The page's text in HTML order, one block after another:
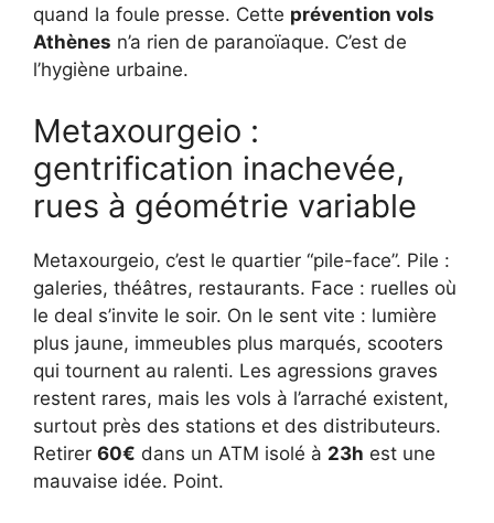
quand la foule presse. Cette prévention vols
Athènes n’a rien de paranoïaque. C’est de
l’hygiène urbaine.
Metaxourgeio :
gentrification inachevée,
rues à géométrie variable
Metaxourgeio, c’est le quartier “pile-face”. Pile :
galeries, théâtres, restaurants. Face : ruelles où
le deal s’invite le soir. On le sent vite : lumière
plus jaune, immeubles plus marqués, scooters
qui tournent au ralenti. Les agressions graves
restent rares, mais les vols à l’arraché existent,
surtout près des stations et des distributeurs.
Retirer 60€ dans un ATM isolé à 23h est une
mauvaise idée. Point.